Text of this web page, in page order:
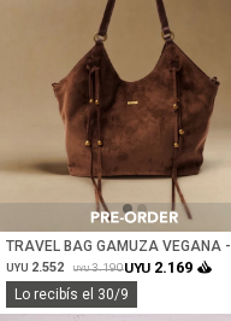
Talle
TRAVEL BAG GAMUZA VEGANA -
CHOCOLATE
UYU 2.552 UYU 3.190UYU 2.169
Lo recibís el 30/9